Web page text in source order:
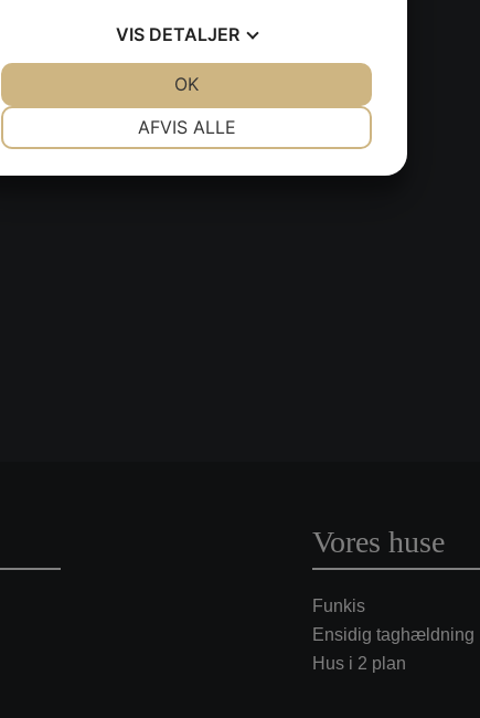
Vores huse
Funkis
Ensidig taghældning
Hus i 2 plan
VIS DETALJER
AFVIS ALLE
OK